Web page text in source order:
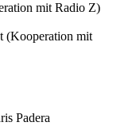
mit Radio Z)
(Kooperation mit
Padera